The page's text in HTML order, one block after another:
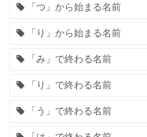
「つ」から始まる名前
「り」から始まる名前
「み」で終わる名前
「り」で終わる名前
「う」で終わる名前